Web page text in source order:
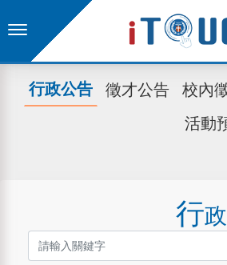
行政公告 徵才公告 校內
活動
行